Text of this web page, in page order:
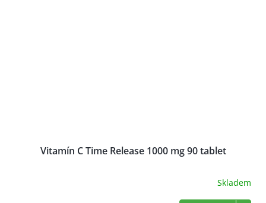
Vitamín C Time Release 1000 mg 90 tablet
Skladem